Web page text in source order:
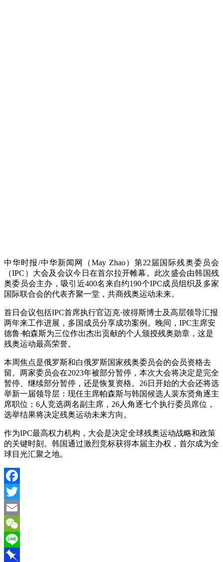
中华时报/中华新闻网（May Zhao）第22届国际残奥委员会
（IPC）大会及会议今日在首尔拉开帷幕。此次盛会由韩国残
奥委员会主办，吸引近400名来自约190个IPC成员组织及多家
国际联合会的代表齐聚一堂，共商残奥运动未来。
首日会议包括IPC首席执行官迈克·彼得斯博士及高层领导汇报
两年来工作进展，多国成员分享成功案例。晚间，IPC主席安
德鲁·帕森斯为三位作出杰出贡献的个人颁授残奥勋章，这是
残奥运动最高荣誉。
本周焦点是俄罗斯和白俄罗斯国家残奥委员会的会员资格去
留。两家委员会在2023年被部分暂停，本次大会将决定是完全
暂停、继续部分暂停，还是恢复资格。26日开始的大会还将选
举新一届领导层：现任主席帕森斯与韩国候选人裴东贤角逐主
席职位；6人竞选两名副主席，26人角逐七个执行委员席位，
选举结果将决定残奥运动未来方向。
作为IPC最高权力机构，大会是决定全球残奥运动战略和政策
的关键时刻。韩国通过激烈竞标获得本届主办权，首尔成为全
球目光汇聚之地。
Facebook
Twitter
Email
WeChat
Line